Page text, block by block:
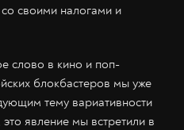
своими налогами и
слово в кино и поп-
блокбастеров мы уже
тему вариативности
явление мы встретили в